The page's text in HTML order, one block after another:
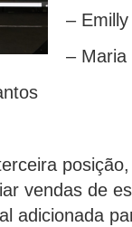
–
– Maria
vendas de
adicionada